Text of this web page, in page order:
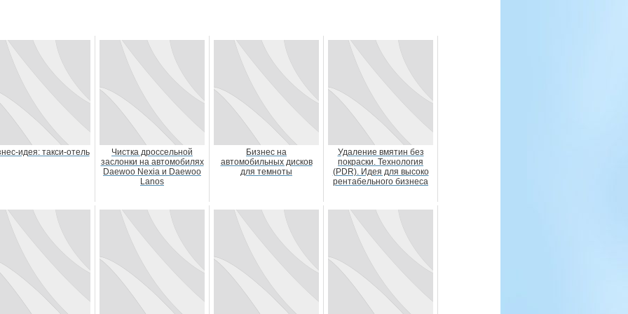
идея: такси-отель
Чистка дроссельной
заслонки на автомобилях
Daewoo Nexia и Daewoo
Lanos
Бизнес на
автомобильных дисков
для темноты
Удаление вмятин без
покраски. Технология
(PDR). Идея для высоко
рентабельного бизнеса